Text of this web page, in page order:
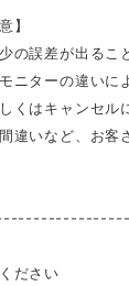
】
の誤差が出るこ
ニターの違い
くはキャンセ
違いなど、お
ださい